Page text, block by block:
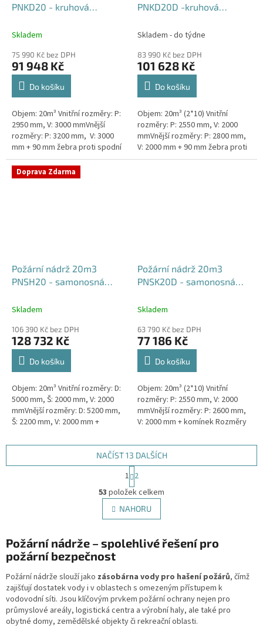
PNKD20 - kruhová
Skladem
75 990 Kč bez DPH
91 948 Kč
Do košíku
Objem: 20m³ Vnitřní rozměry: P:
2950 mm, V: 3000 mmVnější
rozměry: P: 3200 mm, V: 3000
mm + 90 mm žebra proti spodní
vodě + komínek Rozměry nádrže
možno jakkoliv...
PNKD20D -kruhová
Skladem - do týdne
83 990 Kč bez DPH
101 628 Kč
Do košíku
Objem: 20m³ (2*10) Vnitřní
rozměry: P: 2550 mm, V: 2000
mmVnější rozměry: P: 2800 mm,
V: 2000 mm + 90 mm žebra proti
spodní vodě + komínek Rozměry
Doprava Zdarma
Požární nádrž 20m3
PNSH20 - samonosná
Skladem
106 390 Kč bez DPH
128 732 Kč
Do košíku
Objem: 20m³ Vnitřní rozměry: D:
5000 mm, Š: 2000 mm, V: 2000
mmVnější rozměry: D: 5200 mm,
Š: 2200 mm, V: 2000 mm +
týdny od objednávky. Rozměry...
Požární nádrž 20m3
PNSK20D - samonosná
Skladem
63 790 Kč bez DPH
77 186 Kč
Do košíku
Objem: 20m³ (2*10) Vnitřní
rozměry: P: 2550 mm, V: 2000
mmVnější rozměry: P: 2600 mm,
V: 2000 mm + komínek Rozměry
vyrobíme nádrž na...
O
v
l
á
a
p
r
v
k
y
NAČÍST 13 DALŠÍCH
S
t
r
á
n
k
v
á
1 2
53 položek celkem
NAHORU
Požární nádrže – spolehlivé řešení pro
požární bezpečnost
Požární nádrže slouží jako zásobárna vody pro hašení požárů, čímž
zajišťují dostatek vody i v oblastech s omezeným přístupem k
vodovodní síti. Jsou klíčovým prvkem požární ochrany nejen pro
průmyslové areály, logistická centra a výrobní haly, ale také pro
obytné domy, zemědělské objekty či rekreační oblasti.